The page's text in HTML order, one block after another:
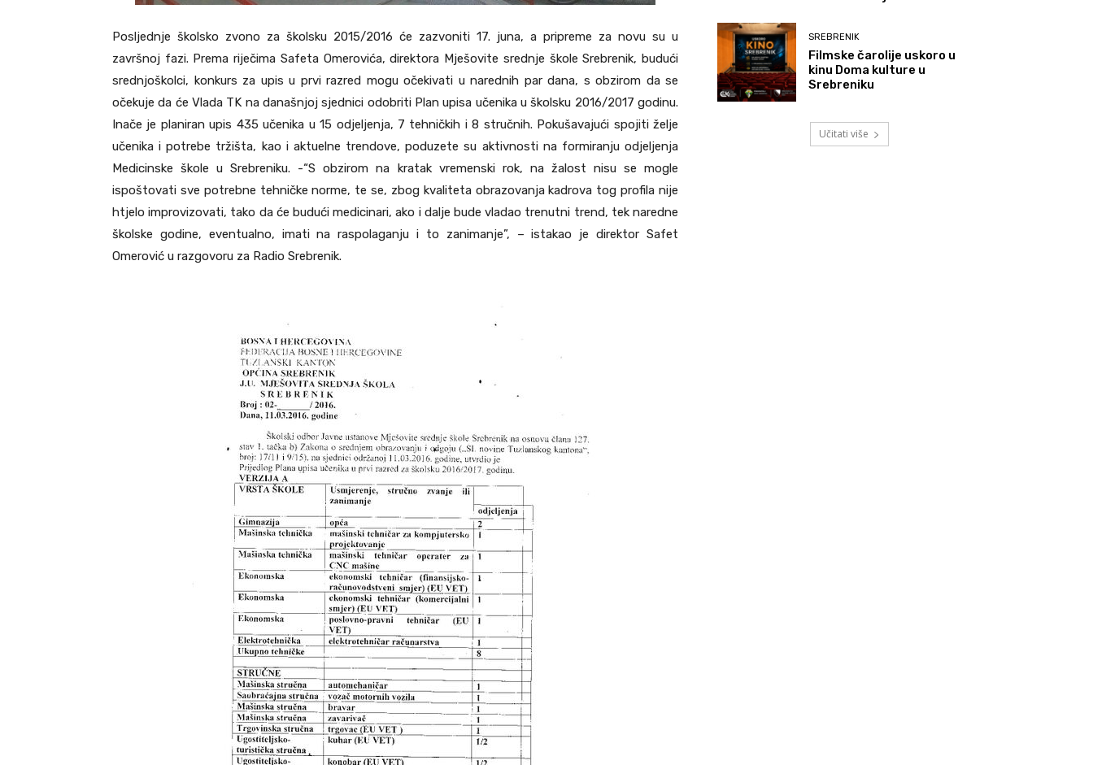
Posljednje školsko zvono za školsku 2015/2016 će zazvoniti 17. juna, a pripreme za novu su u
završnoj fazi. Prema riječima Safeta Omerovića, direktora Mješovite srednje škole Srebrenik, budući
srednjoškolci, konkurs za upis u prvi razred mogu očekivati u narednih par dana, s obzirom da se
očekuje da će Vlada TK na današnjoj sjednici odobriti Plan upisa učenika u školsku 2016/2017 godinu.
Inače je planiran upis 435 učenika u 15 odjeljenja, 7 tehničkih i 8 stručnih. Pokušavajući spojiti želje
učenika i potrebe tržišta, kao i aktuelne trendove, poduzete su aktivnosti na formiranju odjeljenja
Medicinske škole u Srebreniku. -“S obzirom na kratak vremenski rok, na žalost nisu se mogle
ispoštovati sve potrebne tehničke norme, te se, zbog kvaliteta obrazovanja kadrova tog profila nije
htjelo improvizovati, tako da će budući medicinari, ako i dalje bude vladao trenutni trend, tek naredne
školske godine, eventualno, imati na raspolaganju i to zanimanje”, – istakao je direktor Safet
Omerović u razgovoru za Radio Srebrenik.
SREBRENIK
Filmske čarolije uskoro u
kinu Doma kulture u
Srebreniku
Učitati više